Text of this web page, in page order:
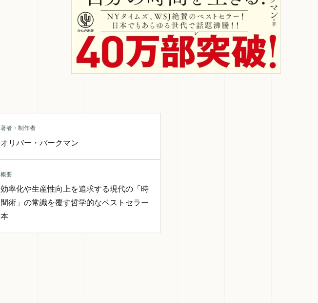
著者・制作者
オリバー・バークマン
概要
効率化や生産性向上を追求する現代の「時
間術」の常識を覆す哲学的なベストセラー
本